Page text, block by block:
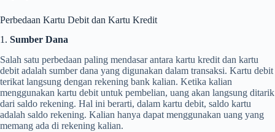
Perbedaan Kartu Debit dan Kartu Kredit
1. Sumber Dana
Salah satu perbedaan paling mendasar antara kartu kredit dan kartu
debit adalah sumber dana yang digunakan dalam transaksi. Kartu debit
terikat langsung dengan rekening bank kalian. Ketika kalian
menggunakan kartu debit untuk pembelian, uang akan langsung ditarik
dari saldo rekening. Hal ini berarti, dalam kartu debit, saldo kartu
adalah saldo rekening. Kalian hanya dapat menggunakan uang yang
memang ada di rekening kalian.